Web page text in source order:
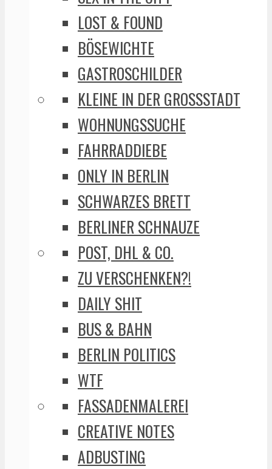
LOST & FOUND
BÖSEWICHTE
GASTROSCHILDER
KLEINE IN DER GROSSSTADT
WOHNUNGSSUCHE
FAHRRADDIEBE
ONLY IN BERLIN
SCHWARZES BRETT
BERLINER SCHNAUZE
POST, DHL & CO.
ZU VERSCHENKEN?!
DAILY SHIT
BUS & BAHN
BERLIN POLITICS
WTF
FASSADENMALEREI
CREATIVE NOTES
ADBUSTING